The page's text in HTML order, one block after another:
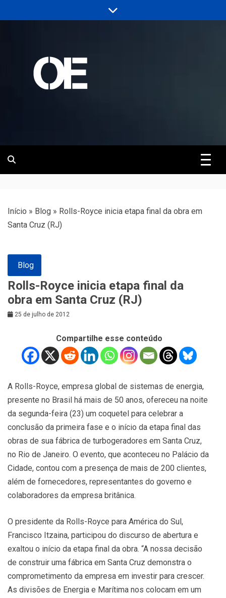
to
Revista | O
Empreiteiro
Início » Blog » Rolls-Royce inicia etapa final da obra em
Santa Cruz (RJ)
Blog
Rolls-Royce inicia etapa final da
obra em Santa Cruz (RJ)
25 de julho de 2012
Compartilhe esse conteúdo
A Rolls-Royce, empresa global de sistemas de energia,
presente no Brasil há mais de 50 anos, ofereceu na noite
da segunda-feira (23) um coquetel para celebrar a
conclusão da primeira fase e o início da etapa final das
obras de sua fábrica de turbogeradores em Santa Cruz,
no Rio de Janeiro. O evento, que aconteceu no Palácio da
Cidade, contou com a presença de mais de 200 clientes,
além de fornecedores, representantes do governo e
colaboradores da empresa britânica.
O presidente da Rolls-Royce para América do Sul,
Francisco Itzaina, participou do discurso de abertura e
exaltou o início da etapa final da obra. “A nossa decisão
de construir uma fábrica em Santa Cruz demonstra o
comprometimento da empresa em investir para crescer.
As divisões de Energia e Marítima nos colocam em um